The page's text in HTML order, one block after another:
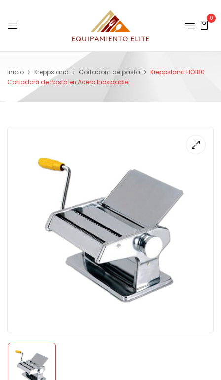
0
Inicio Kreppsland Cortadora de pasta
Kreppsland HO180
Cortadora de Pasta en Acero Inoxidable